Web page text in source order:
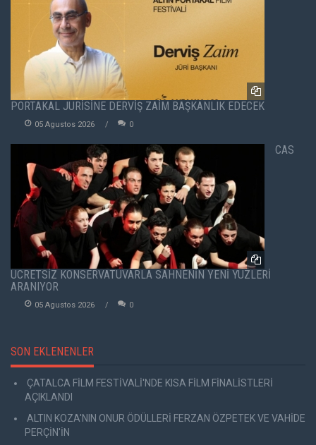
PORTAKAL JÜRİSİNE DERVİŞ ZAİM BAŞKANLIK EDECEK
05 Agustos 2026 0
CAS
ÜCRETSİZ KONSERVATUVARLA SAHNENİN YENİ YÜZLERİ
ARANIYOR
05 Agustos 2026 0
SON EKLENENLER
ÇATALCA FİLM FESTİVALİ'NDE KISA FİLM FİNALİSTLERİ
AÇIKLANDI
ALTIN KOZA'NIN ONUR ÖDÜLLERİ FERZAN ÖZPETEK VE VAHİDE
PERÇİN'İN